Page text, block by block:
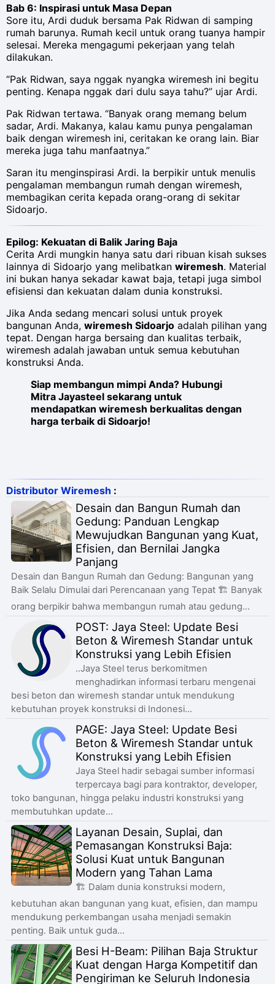
Bab 6: Inspirasi untuk Masa Depan
Sore itu, Ardi duduk bersama Pak Ridwan di samping
rumah barunya. Rumah kecil untuk orang tuanya hampir
selesai. Mereka mengagumi pekerjaan yang telah
dilakukan.
“Pak Ridwan, saya nggak nyangka wiremesh ini begitu
penting. Kenapa nggak dari dulu saya tahu?” ujar Ardi.
Pak Ridwan tertawa. “Banyak orang memang belum
sadar, Ardi. Makanya, kalau kamu punya pengalaman
baik dengan wiremesh ini, ceritakan ke orang lain. Biar
mereka juga tahu manfaatnya.”
Saran itu menginspirasi Ardi. Ia berpikir untuk menulis
pengalaman membangun rumah dengan wiremesh,
membagikan cerita kepada orang-orang di sekitar
Sidoarjo.
Epilog: Kekuatan di Balik Jaring Baja
Cerita Ardi mungkin hanya satu dari ribuan kisah sukses
lainnya di Sidoarjo yang melibatkan wiremesh. Material
ini bukan hanya sekadar kawat baja, tetapi juga simbol
efisiensi dan kekuatan dalam dunia konstruksi.
Jika Anda sedang mencari solusi untuk proyek
bangunan Anda, wiremesh Sidoarjo adalah pilihan yang
tepat. Dengan harga bersaing dan kualitas terbaik,
wiremesh adalah jawaban untuk semua kebutuhan
konstruksi Anda.
Siap membangun mimpi Anda? Hubungi
Mitra Jayasteel sekarang untuk
mendapatkan wiremesh berkualitas dengan
harga terbaik di Sidoarjo!
Distributor Wiremesh :
Desain dan Bangun Rumah dan
Gedung: Panduan Lengkap
Mewujudkan Bangunan yang Kuat,
Efisien, dan Bernilai Jangka
Panjang
Desain dan Bangun Rumah dan Gedung: Bangunan yang
Baik Selalu Dimulai dari Perencanaan yang Tepat 🏗️ Banyak
orang berpikir bahwa membangun rumah atau gedung...
POST: Jaya Steel: Update Besi
Beton & Wiremesh Standar untuk
Konstruksi yang Lebih Efisien
..Jaya Steel terus berkomitmen
menghadirkan informasi terbaru mengenai
besi beton dan wiremesh standar untuk mendukung
kebutuhan proyek konstruksi di Indonesi...
PAGE: Jaya Steel: Update Besi
Beton & Wiremesh Standar untuk
Konstruksi yang Lebih Efisien
Jaya Steel hadir sebagai sumber informasi
terpercaya bagi para kontraktor, developer,
toko bangunan, hingga pelaku industri konstruksi yang
membutuhkan update...
Layanan Desain, Suplai, dan
Pemasangan Konstruksi Baja:
Solusi Kuat untuk Bangunan
Modern yang Tahan Lama
🏗️ Dalam dunia konstruksi modern,
kebutuhan akan bangunan yang kuat, efisien, dan mampu
mendukung perkembangan usaha menjadi semakin
penting. Baik untuk guda...
Besi H-Beam: Pilihan Baja Struktur
Kuat dengan Harga Kompetitif dan
Pengiriman ke Seluruh Indonesia